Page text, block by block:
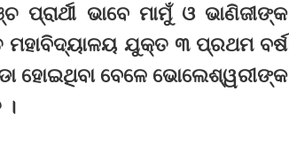
ଭାବେ ମାମୁଁ ଓ ଭାଣିଜୀଙ୍କ
ମହାବିଦ୍ୟାଳୟ ଯୁକ୍ତ ୩ ପ୍ରଥମ ବର୍ଷ
ହୋଇଥିବା ବେଳେ ଭୋଲେଶ୍ୱରୀଙ୍କ